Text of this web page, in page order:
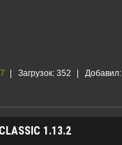
| Загрузок: 352 | Добавил:
1.13.2